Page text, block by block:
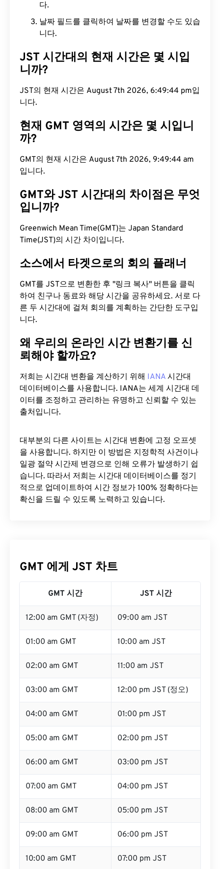
다.
날짜 필드를 클릭하여 날짜를 변경할 수도 있습
니다.
JST 시간대의 현재 시간은 몇 시입
니까?
JST의 현재 시간은 August 7th 2026, 6:49:45 pm입
니다.
현재 GMT 영역의 시간은 몇 시입니
까?
GMT의 현재 시간은 August 7th 2026, 9:49:45 am
입니다.
GMT와 JST 시간대의 차이점은 무엇
입니까?
Greenwich Mean Time(GMT)는 Japan Standard
Time(JST)의 시간 차이입니다.
소스에서 타겟으로의 회의 플래너
GMT를 JST으로 변환한 후 "링크 복사" 버튼을 클릭
하여 친구나 동료와 해당 시간을 공유하세요. 서로 다
른 두 시간대에 걸쳐 회의를 계획하는 간단한 도구입
니다.
왜 우리의 온라인 시간 변환기를 신
뢰해야 할까요?
저희는 시간대 변환을 계산하기 위해 IANA 시간대
데이터베이스를 사용합니다. IANA는 세계 시간대 데
이터를 조정하고 관리하는 유명하고 신뢰할 수 있는
출처입니다.
대부분의 다른 사이트는 시간대 변환에 ​​고정 오프셋
을 사용합니다. 하지만 이 방법은 지정학적 사건이나
일광 절약 시간제 변경으로 인해 오류가 발생하기 쉽
습니다. 따라서 저희는 시간대 데이터베이스를 정기
적으로 업데이트하여 시간 정보가 100% 정확하다는
확신을 드릴 수 있도록 노력하고 있습니다.
GMT 에게 JST 차트
GMT 시간 JST 시간
12:00 am GMT (자정) 09:00 am JST
01:00 am GMT 10:00 am JST
02:00 am GMT 11:00 am JST
03:00 am GMT 12:00 pm JST (정오)
04:00 am GMT 01:00 pm JST
05:00 am GMT 02:00 pm JST
06:00 am GMT 03:00 pm JST
07:00 am GMT 04:00 pm JST
08:00 am GMT 05:00 pm JST
09:00 am GMT 06:00 pm JST
10:00 am GMT 07:00 pm JST